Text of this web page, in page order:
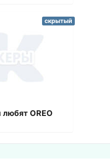
OREO
скрытый